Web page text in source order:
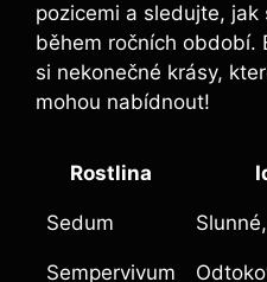
pozicemi a sledujte,
během ročních období.
si nekonečné krásy,
mohou nabídnout!
Rostlina
Sedum
Sempervivum